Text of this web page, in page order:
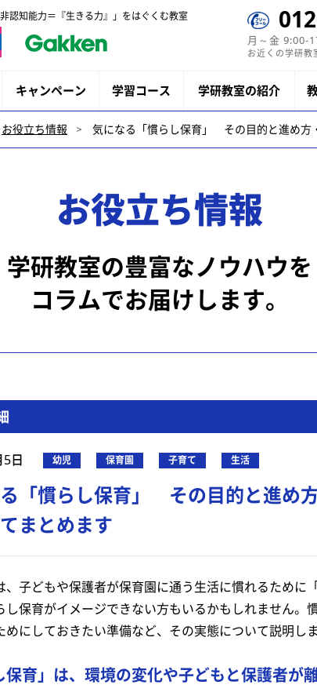
非認知能力＝『生きる力』」をはぐくむ教室
月～金 9:00-
お近くの学研教
キャンペーン 学習コース 学研教室の紹介
お役立ち情報 気になる「慣らし保育」 その目的と進め方
お役立ち情報
学研教室の豊富なノウハウを
コラムでお届けします。
日 幼児 保育園 子育て 生活
「慣らし保育」 その目的と進め
まとめます
、子どもや保護者が保育園に通う生活に慣れるために
し保育がイメージできない方もいるかもしれません。
めにしておきたい準備など、その実態について説明しま
保育」は、環境の変化や子どもと保護者が